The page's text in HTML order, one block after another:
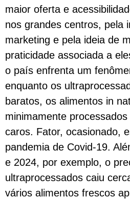
maior oferta e
nos grandes centros, pela
marketing e pela ideia de
praticidade associada a
o país enfrenta um
enquanto os
baratos, os alimentos in
minimamente
caros. Fator, ocasionado,
pandemia de Covid-19.
e 2024, por exemplo, o
ultraprocessados caiu
vários alimentos frescos